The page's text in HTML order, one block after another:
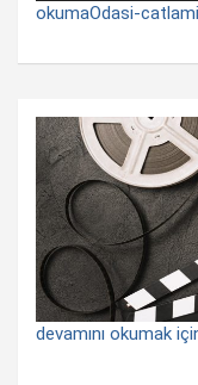
okumaOdasi-
devamını okumak